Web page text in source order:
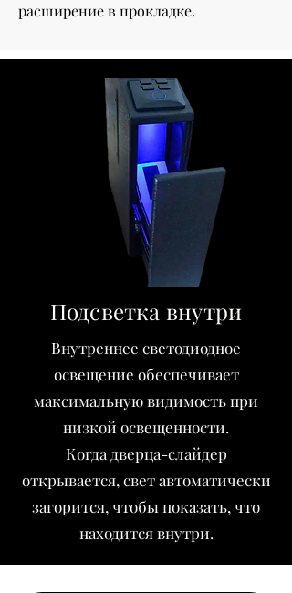
расширение в прокладке.
Подсветка внутри
Внутреннее светодиодное
освещение обеспечивает
максимальную видимость при
низкой освещенности.
Когда дверца-слайдер
открывается, свет автоматически
загорится, чтобы показать, что
находится внутри.